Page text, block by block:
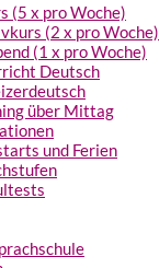
(5 x pro Woche)
(2 x pro Woche)
(1 x pro Woche)
Deutsch
über Mittag
und Ferien